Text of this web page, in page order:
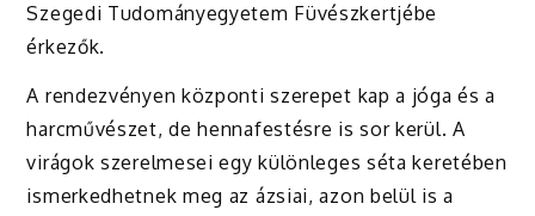
Szegedi Tudományegyetem Füvészkertjébe
érkezők.
A rendezvényen központi szerepet kap a jóga és a
harcművészet, de hennafestésre is sor kerül. A
virágok szerelmesei egy különleges séta keretében
ismerkedhetnek meg az ázsiai, azon belül is a